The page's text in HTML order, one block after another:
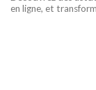
en ligne, et